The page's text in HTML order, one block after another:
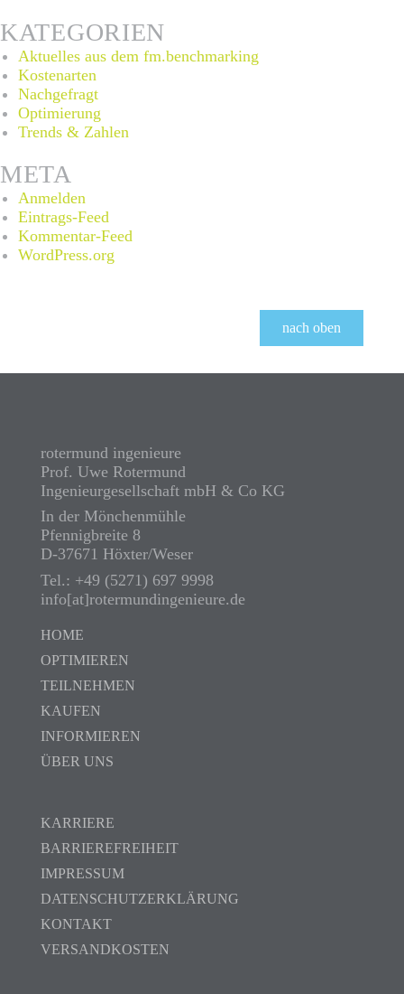
KATEGORIEN
Aktuelles aus dem fm.benchmarking
Kostenarten
Nachgefragt
Optimierung
Trends & Zahlen
META
Anmelden
Eintrags-Feed
Kommentar-Feed
WordPress.org
nach oben
rotermund ingenieure
Prof. Uwe Rotermund
Ingenieurgesellschaft mbH & Co KG
In der Mönchenmühle
Pfennigbreite 8
D-37671 Höxter/Weser
Tel.: +49 (5271) 697 9998
info[at]rotermundingenieure.de
HOME
OPTIMIEREN
TEILNEHMEN
KAUFEN
INFORMIEREN
ÜBER UNS
KARRIERE
BARRIEREFREIHEIT
IMPRESSUM
DATENSCHUTZERKLÄRUNG
KONTAKT
VERSANDKOSTEN